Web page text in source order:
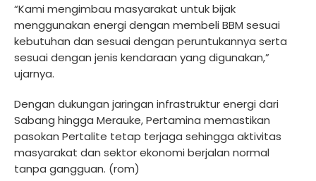
“Kami mengimbau masyarakat untuk bijak
menggunakan energi dengan membeli BBM sesuai
kebutuhan dan sesuai dengan peruntukannya serta
sesuai dengan jenis kendaraan yang digunakan,”
ujarnya.
Dengan dukungan jaringan infrastruktur energi dari
Sabang hingga Merauke, Pertamina memastikan
pasokan Pertalite tetap terjaga sehingga aktivitas
masyarakat dan sektor ekonomi berjalan normal
tanpa gangguan. (rom)